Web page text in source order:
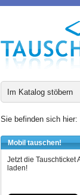
Im Katalog stöbern
Sie befinden sich hier:
Mobil tauschen!
Jetzt die Tauschticket
laden!